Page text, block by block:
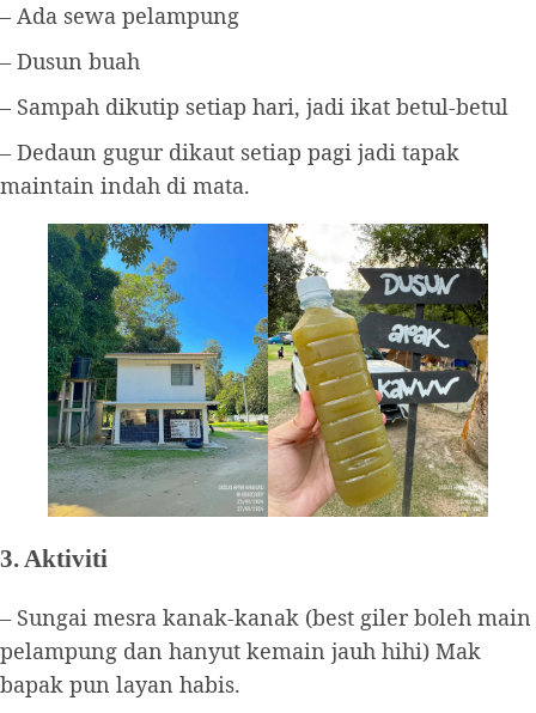
– Ada sewa pelampung
– Dusun buah
– Sampah dikutip setiap hari, jadi ikat betul-betul
– Dedaun gugur dikaut setiap pagi jadi tapak
maintain indah di mata.
3. Aktiviti
– Sungai mesra kanak-kanak (best giler boleh main
pelampung dan hanyut kemain jauh hihi) Mak
bapak pun layan habis.